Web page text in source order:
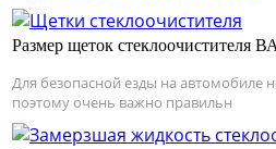
Размер щеток стеклоочистителя
Для безопасной езды на автомобиле
поэтому очень важно правильн